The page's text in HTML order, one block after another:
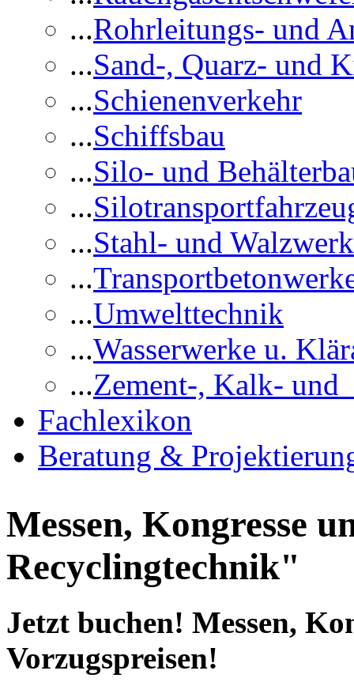
...Rohrleitungs- und
...Sand-, Quarz- und
...Schienenverkehr
...Schiffsbau
...Silo- und
...
...Stahl- und
...
...Umwelttechnik
...Wasserwerke u.
...Zement-, Kalk-
Fachlexikon
Beratung &
Messen, Kongresse
Recyclingtechnik"
Jetzt buchen! Messen,
Vorzugspreisen!